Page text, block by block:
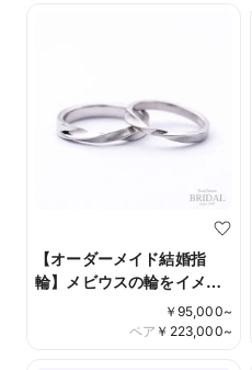
【オーダーメイド結婚指
輪】メビウスの輪をイメー
ジしたツイストマリッジ
￥ 95,000~
￥ 223,000~
ペア